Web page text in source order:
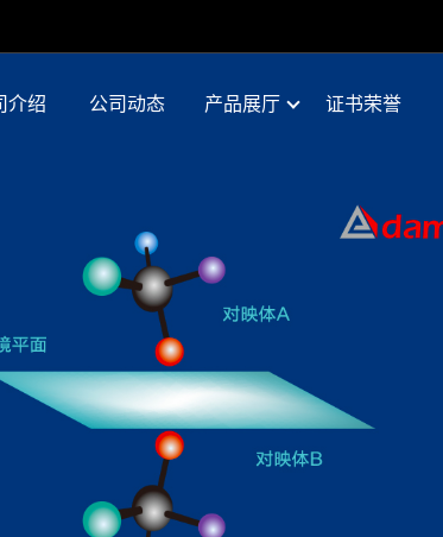
介绍 公司动态 产品展厅 证书荣誉